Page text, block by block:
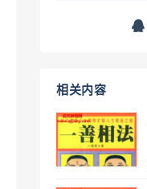
相关内容